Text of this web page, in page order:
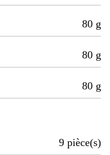
80 g
80 g
80 g
9 pièce(s)